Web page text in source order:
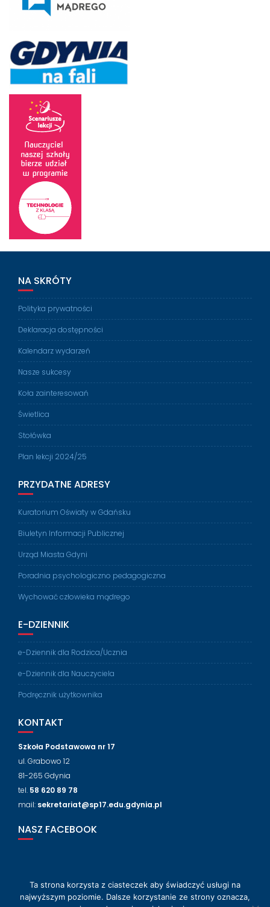
NA SKRÓTY
Polityka prywatności
Deklaracja dostępności
Kalendarz wydarzeń
Nasze sukcesy
Koła zainteresowań
Świetlica
Stołówka
Plan lekcji 2024/25
PRZYDATNE ADRESY
Kuratorium Oświaty w Gdańsku
Biuletyn Informacji Publicznej
Urząd Miasta Gdyni
Poradnia psychologiczno pedagogiczna
Wychować człowieka mądrego
E-DZIENNIK
e-Dziennik dla Rodzica/Ucznia
e-Dziennik dla Nauczyciela
Podręcznik użytkownika
KONTAKT
Szkoła Podstawowa nr 17
ul. Grabowo 12
81-265 Gdynia
tel. 58 620 89 78
mail: sekretariat@sp17.edu.gdynia.pl
NASZ FACEBOOK
© 2018-2024 Szkoła Podstawowa nr 17 w Gdyni
Ta strona korzysta z ciasteczek aby świadczyć usługi na
najwyższym poziomie. Dalsze korzystanie ze strony oznacza,